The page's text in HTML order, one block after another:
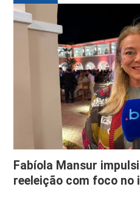
Fabíola Mansur
reeleição com foco no